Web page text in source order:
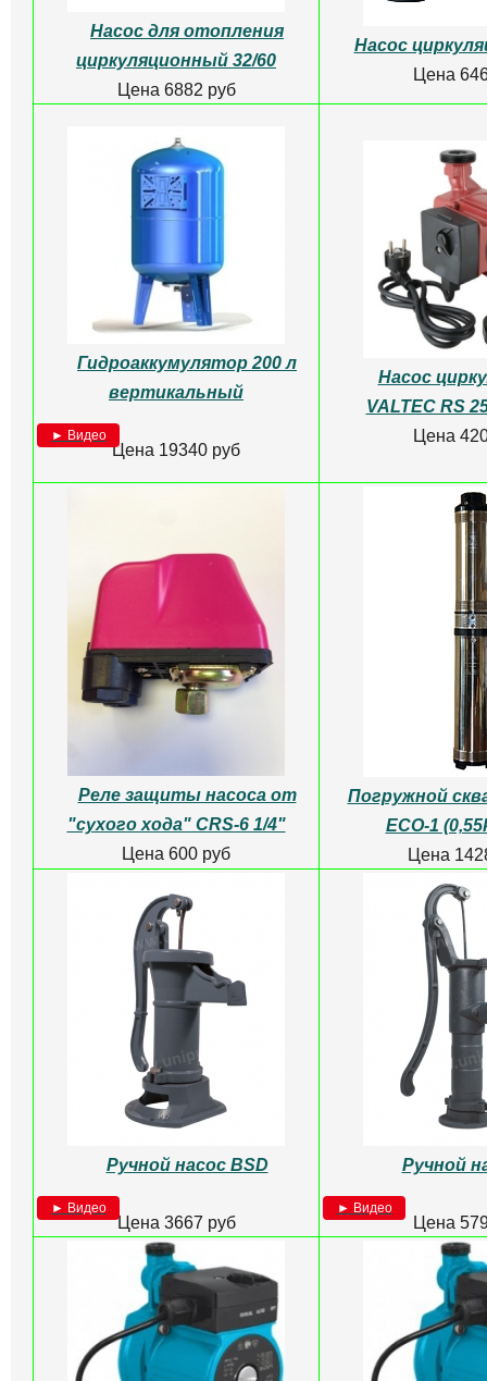
Насос для отопления
циркуляционный 32/60
Цена 6882 руб
Насос
Цена
Гидроаккумулятор 200 л
вертикальный
► Видео
Цена 19340 руб
Насос
VALTEC RS
Цена
Реле защиты насоса от
"сухого хода" CRS-6 1/4"
Цена 600 руб
Погружной
ЕСО-1
Цена
Ручной насос BSD
► Видео
Цена 3667 руб
Ручной
► Видео
Цена